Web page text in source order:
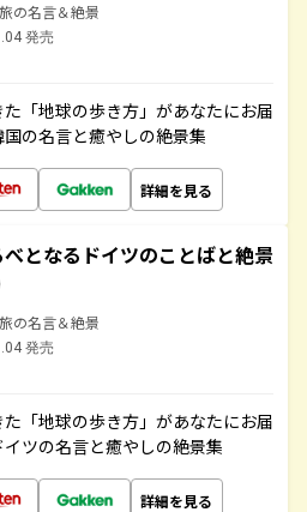
の名言＆絶景
発売
「地球の歩き方」があなたにお届
の名言と癒やしの絶景集
詳細を見る
となるドイツのことばと絶景
の名言＆絶景
発売
「地球の歩き方」があなたにお届
ツの名言と癒やしの絶景集
詳細を見る